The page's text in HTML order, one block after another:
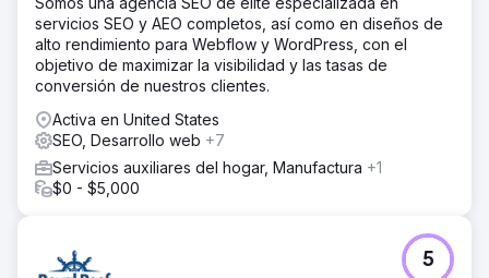
servicios SEO y AEO completos, así como en diseños de
alto rendimiento para Webflow y WordPress, con el
objetivo de maximizar la visibilidad y las tasas de
conversión de nuestros clientes.
Activa en United States
SEO, Desarrollo web +7
Servicios auxiliares del hogar, Manufactura +1
$0 - $5,000
5